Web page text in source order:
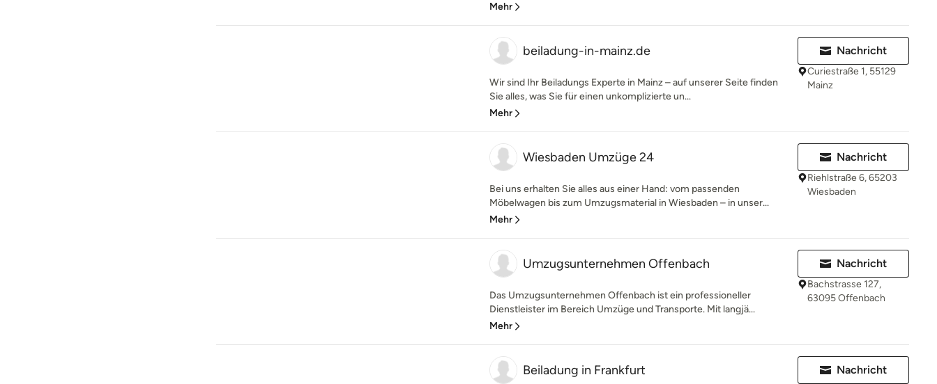
Mehr
beiladung-in-mainz.de
Wir sind Ihr Beiladungs Experte in Mainz – auf unserer Seite finden
Sie alles, was Sie für einen unkomplizierte un...
Mehr
Nachricht
Curiestraße 1, 55129
Mainz
Wiesbaden Umzüge 24
Bei uns erhalten Sie alles aus einer Hand: vom passenden
Möbelwagen bis zum Umzugsmaterial in Wiesbaden – in unser...
Mehr
Nachricht
Riehlstraße 6, 65203
Wiesbaden
Umzugsunternehmen Offenbach
Das Umzugsunternehmen Offenbach ist ein professioneller
Dienstleister im Bereich Umzüge und Transporte. Mit langjä...
Mehr
Nachricht
Bachstrasse 127,
63095 Offenbach
Beiladung in Frankfurt Nachricht